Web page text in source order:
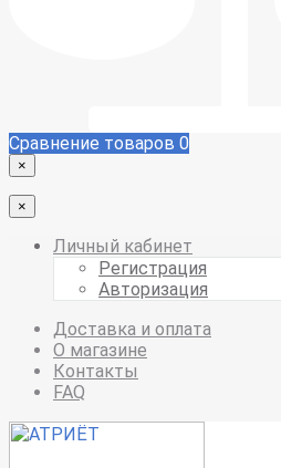
Сравнение товаров 0
×
×
Личный кабинет
Регистрация
Авторизация
Доставка и оплата
О магазине
Контакты
FAQ